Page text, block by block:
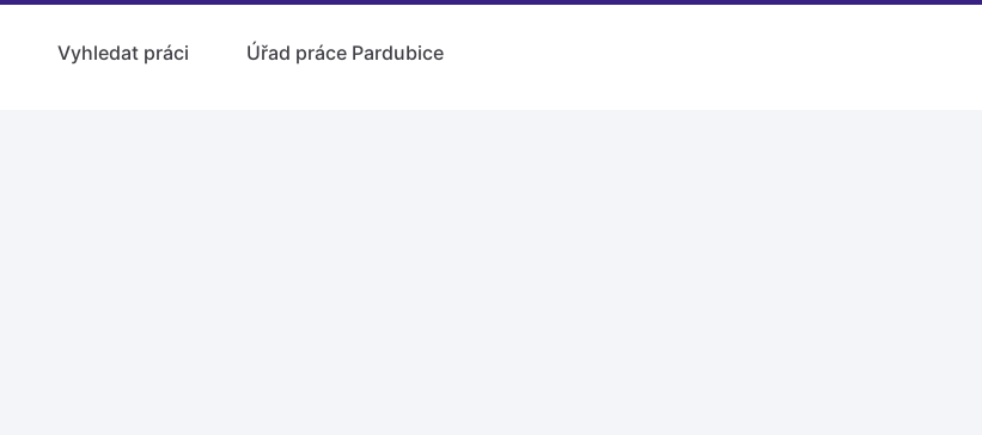
Vyhledat práci Úřad práce Pardubice